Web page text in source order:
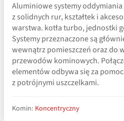
Aluminiowe systemy oddymiania
z solidnych rur, kształtek i
warstwa. kotła turbo, jednostki
Systemy przeznaczone są
wewnątrz pomieszczeń oraz do
przewodów kominowych.
elementów odbywa się za
z potrójnymi uszczelkami.
Komin: Koncentryczny